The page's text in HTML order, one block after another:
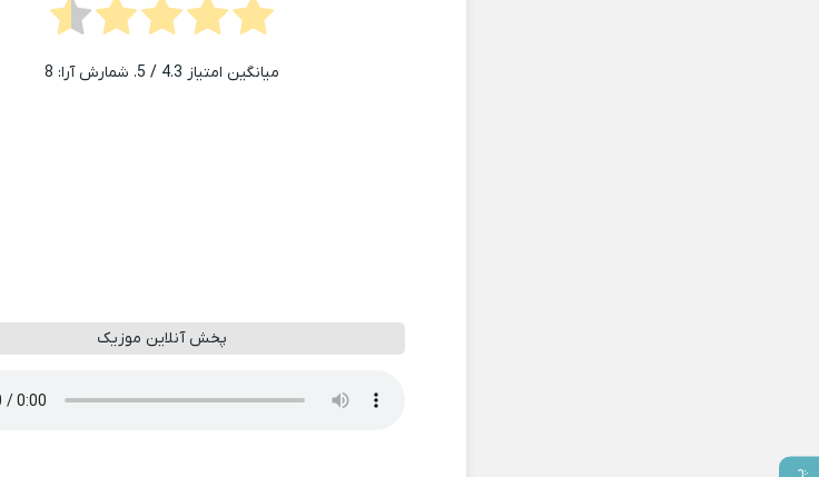
میانگین امتیاز 4.3 / 5. شمارش آرا: 8
پخش آنلاین موزیک